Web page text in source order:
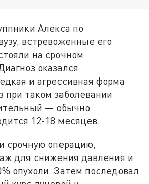
Алекса по
встревоженные его
на срочном
оказался
и агрессивная форма
при таком заболевании
— обычно
12-18 месяцев.
срочную операцию,
для снижения давления и
опухоли. Затем последовал